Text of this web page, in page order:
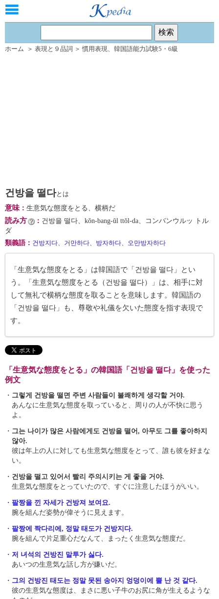
ホーム ＞ 表現と９品詞 ＞ 慣用表現、 韓国語能力試験5・6級
건방을 떨다とは
意味： 生意気な態度をとる、横柄だ
読み方 ： 건방을 떨다、kŏn-bang-ŭl ttŏl-da、コンバンウルッ トル
ダ
類義語 ： 건방지다、 거만하다、 방자하다、 오만방자하다
「生意気な態度をとる」は韓国語で「건방을 떨다」とい
う。「生意気な態度をとる（건방을 떨다）」は、相手に対
して無礼で横柄な態度を取ることを意味します。韓国語の
「건방을 떨다」も、尊敬や礼儀を欠いた態度を指す表現で
す。
「生意気な態度をとる」の韓国語「건방을 떨다」を使った
例文
・ 그렇게 건방을 떨면 주변 사람들이 불쾌하게 생각할 거야.
あんなに生意気な態度を取っていると、周りの人が不快に思う
よ。
・ 그는 나이가 많은 사람에게도 건방을 떨어, 아무도 그를 좋아하지
않아.
彼は年上の人に対しても生意気な態度をとって、誰も彼を好まな
い。
・ 건방을 떨고 있어서 빨리 주의시키는 게 좋을 거야.
生意気な態度をとっていたので、すぐに注意したほうがいい。
・ 팔짱을 낀 자세가 건방져 보여요.
腕を組んだ姿勢が偉そうに見えます。
・ 팔짱에 짝다리에, 정말 태도가 건방지다.
腕を組んで片足重心だなんて、まったく生意気な態度だ。
・ 저 녀석의 건방진 말투가 싫다.
あいつの生意気な話し方が嫌いだ。
・ 그의 건방진 태도는 정말 못된 송아지 엉덩이에 뿔 난 것 같다.
彼の生意気な態度は、まさに悪い子牛のお尻に角が生えるような